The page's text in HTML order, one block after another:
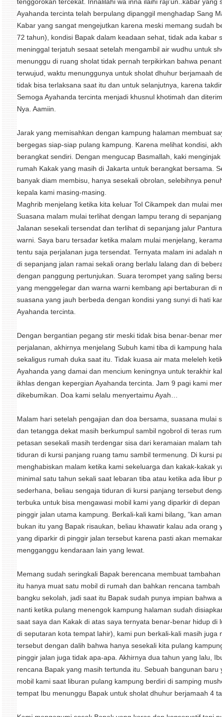
Ayahanda tercinta telah berpulang dipanggil menghadap Sang
Kabar yang sangat mengejutkan karena meski memang sudah
72 tahun), kondisi Bapak dalam keadaan sehat, tidak ada kabar
meninggal terjatuh sesaat setelah mengambil air wudhu untuk
menunggu di ruang sholat tidak pernah terpikirkan bahwa
terwujud, waktu menunggunya untuk sholat dhuhur berjamaah
tidak bisa terlaksana saat itu dan untuk selanjutnya, karena
Semoga Ayahanda tercinta menjadi khusnul khotimah dan
Nya. Aamiin.
Jarak yang memisahkan dengan kampung halaman membuat
bergegas siap-siap pulang kampung. Karena melihat kondisi,
berangkat sendiri. Dengan mengucap Basmallah, kaki
rumah Kakak yang masih di Jakarta untuk berangkat bersama.
banyak diam membisu, hanya sesekali obrolan, selebihnya
kepala kami masing-masing.
Maghrib menjelang ketika kita keluar Tol Cikampek dan mulai
Suasana malam mulai terlihat dengan lampu terang di
Jalanan sesekali tersendat dan terlihat di sepanjang jalur
warni. Saya baru tersadar ketika malam mulai menjelang,
tentu saja perjalanan juga tersendat. Ternyata malam ini adalah
di sepanjang jalan ramai sekali orang berlalu lalang dan di
dengan panggung pertunjukan. Suara terompet yang saling
yang menggelegar dan warna warni kembang api bertaburan di
suasana yang jauh berbeda dengan kondisi yang sunyi di hati
Ayahanda tercinta.
Dengan bergantian pegang stir meski tidak bisa benar-benar
perjalanan, akhirnya menjelang Subuh kami tiba di kampung
sekaligus rumah duka saat itu. Tidak kuasa air mata meleleh
Ayahanda yang damai dan mencium keningnya untuk terakhir
ikhlas dengan kepergian Ayahanda tercinta. Jam 9 pagi kami
dikebumikan. Doa kami selalu menyertaimu Ayah…
Malam hari setelah pengajian dan doa bersama, suasana mulai
dan tetangga dekat masih berkumpul sambil ngobrol di teras
petasan sesekali masih terdengar sisa dari keramaian malam
tiduran di kursi panjang ruang tamu sambil termenung. Di kursi
menghabiskan malam ketika kami sekeluarga dan kakak-kakak
minimal satu tahun sekali saat lebaran tiba atau ketika ada libur
sederhana, beliau sengaja tiduran di kursi panjang tersebut
terbuka untuk bisa mengawasi mobil kami yang diparkir di
pinggir jalan utama kampung. Berkali-kali kami bilang, “kan
bukan itu yang Bapak risaukan, beliau khawatir kalau ada orang
yang diparkir di pinggir jalan tersebut karena pasti akan
mengganggu kendaraan lain yang lewat.
Memang sudah seringkali Bapak berencana membuat
itu hanya muat satu mobil di rumah dan bahkan rencana
bangku sekolah, jadi saat itu Bapak sudah punya impian bahwa
nanti ketika pulang menengok kampung halaman sudah
saat saya dan Kakak di atas saya ternyata benar-benar hidup di
di seputaran kota tempat lahir), kami pun berkali-kali masih juga
tersebut dengan dalih bahwa hanya sesekali kita pulang
pinggir jalan juga tidak apa-apa. Akhirnya dua tahun yang lalu,
rencana Bapak yang masih tertunda itu. Sebuah bangunan
mobil kami saat liburan pulang kampung berdiri di samping
tempat Ibu menunggu Bapak untuk sholat dhuhur berjamaah 4